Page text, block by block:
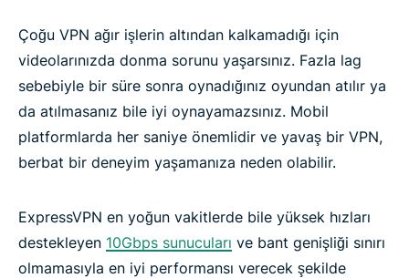
Çoğu VPN ağır işlerin altından kalkamadığı için
videolarınızda donma sorunu yaşarsınız. Fazla lag
sebebiyle bir süre sonra oynadığınız oyundan atılır ya
da atılmasanız bile iyi oynayamazsınız. Mobil
platformlarda her saniye önemlidir ve yavaş bir VPN,
berbat bir deneyim yaşamanıza neden olabilir.
ExpressVPN en yoğun vakitlerde bile yüksek hızları
destekleyen 10Gbps sunucuları ve bant genişliği sınırı
olmamasıyla en iyi performansı verecek şekilde